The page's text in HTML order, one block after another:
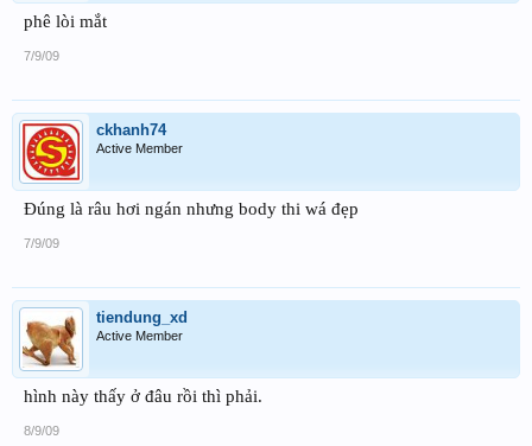
phê lòi mắt
7/9/09
ckhanh74
Active Member
Đúng là râu hơi ngán nhưng body thi wá đẹp
7/9/09
tiendung_xd
Active Member
hình này thấy ở đâu rồi thì phải.
8/9/09